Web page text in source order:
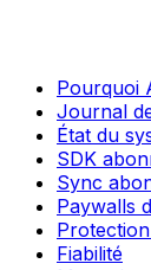
Pourquoi
Journal
État du
SDK
Sync
Paywalls
Fiabilité